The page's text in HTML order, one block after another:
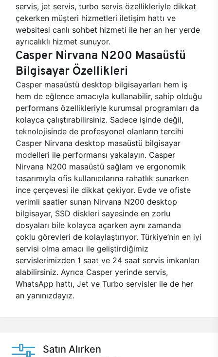
servis, jet servis, turbo servis özellikleriyle dikkat
çekerken müşteri hizmetleri iletişim hattı ve
websitesi canlı sohbet hizmeti ile her an her yerde
ayrıcalıklı hizmet sunuyor.
Casper Nirvana N200 Masaüstü
Bilgisayar Özellikleri
Casper masaüstü desktop bilgisayarları hem iş
hem de eğlence amacıyla kullanabilir, sahip olduğu
performans özellikleriyle kurumsal programları da
kolayca çalıştırabilirsiniz. Sadece işinde değil,
teknolojisinde de profesyonel olanların tercihi
Casper Nirvana desktop masaüstü bilgisayar
modelleri ile performansı yakalayın. Casper
Nirvana N200 masaüstü sağlam ve ergonomik
tasarımıyla ofis kullanıcılarına rahatlık sunarken
ince çerçevesi ile dikkat çekiyor. Evde ve ofiste
verimli saatler sunan Nirvana N200 desktop
bilgisayar, SSD diskleri sayesinde en zorlu
dosyaları bile kolayca açarken aynı zamanda
çoklu görevleri de kolaylaştırıyor. Türkiye’nin en iyi
servisi olma amacı ile geliştirdiğimiz
servislerimizden 1 saat ve 24 saat servis imkanları
alabilirsiniz. Ayrıca Casper yerinde servis,
WhatsApp hattı, Jet ve Turbo servisler ile de her
an yanınızdayız.
Satın Alırken